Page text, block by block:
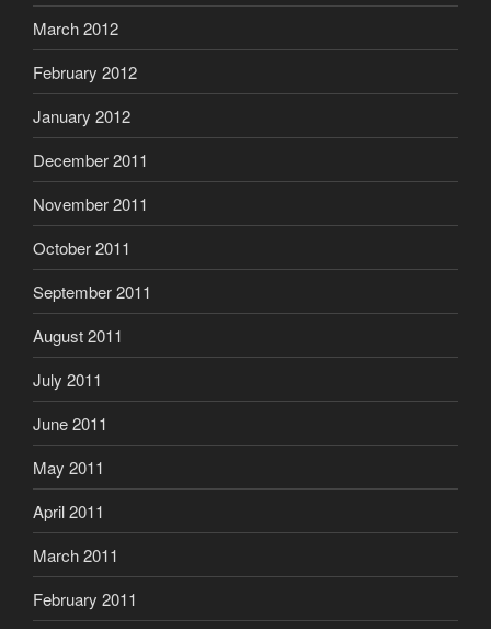
March 2012
February 2012
January 2012
December 2011
November 2011
October 2011
September 2011
August 2011
July 2011
June 2011
May 2011
April 2011
March 2011
February 2011